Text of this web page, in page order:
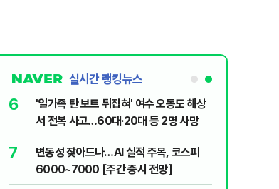
실시간 랭킹뉴스
6
'일가족 탄 보트 뒤집혀' 여수 오동도 해상
서 전복 사고…60대·20대 등 2명 사망
7
변동성 잦아드나…AI 실적 주목, 코스피
6000~7000 [주간 증시 전망]